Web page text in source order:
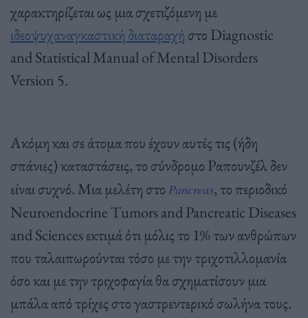
χαρακτηρίζεται ως μια σχετιζόμενη με
ιδεοψυχαναγκαστική διαταραχή στο Diagnostic
and Statistical Manual of Mental Disorders
Version 5.
Ακόμη και σε άτομα που έχουν αυτές τις (ήδη
σπάνιες) καταστάσεις, το σύνδρομο Ραπουνζέλ δεν
είναι συχνό. Μια μελέτη στο Pancreas, το περιοδικό
Neuroendocrine Tumors and Pancreatic Diseases
and Sciences εκτιμά ότι μόλις το 1% των ανθρώπων
που ταλαιπωρούνται τόσο με την τριχοτιλλομανία
όσο και με την τριχοφαγία θα σχηματίσουν μια
μπάλα από τρίχες στο γαστρεντερικό σωλήνα τους.